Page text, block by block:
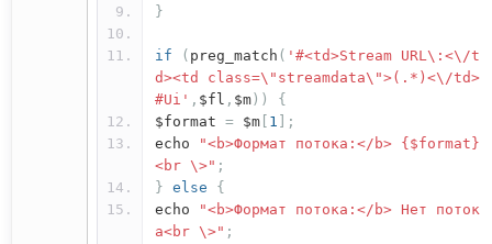
}
if ( preg_match ( '#<td>Stream URL\:<\/t
d><td class=\"streamdata\">(.*)<\/td>
#Ui' , $fl , $m ))
{
$format = $m 1 ];
echo
"<b>Формат потока:</b> {$format}
<br \>" ;
} else
{
echo
"<b>Формат потока:</b> Нет поток
а<br \>" ;